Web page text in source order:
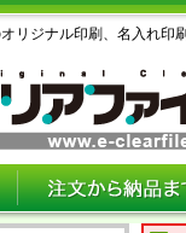
リジナル印刷、名入れ印